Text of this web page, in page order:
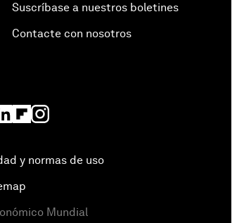
Suscríbase a nuestros boletines
Contacte con nosotros
y normas de uso
Mundial